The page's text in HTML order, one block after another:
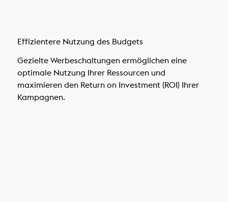
Effizientere Nutzung des Budgets
Gezielte Werbeschaltungen ermöglichen eine
optimale Nutzung Ihrer Ressourcen und
maximieren den Return on Investment (ROI) Ihrer
Kampagnen.